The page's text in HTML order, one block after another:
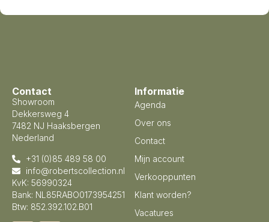
Contact
Showroom
Dekkersweg 4
7482 NJ Haaksbergen
Nederland
+31 (0)85 489 58 00
info@robertscollection.nl
KvK: 56990324
Bank: NL85RABO0173954251
Btw: 852.392.102.B01
Informatie
Agenda
Over ons
Contact
Mijn account
Verkooppunten
Klant worden?
Vacatures